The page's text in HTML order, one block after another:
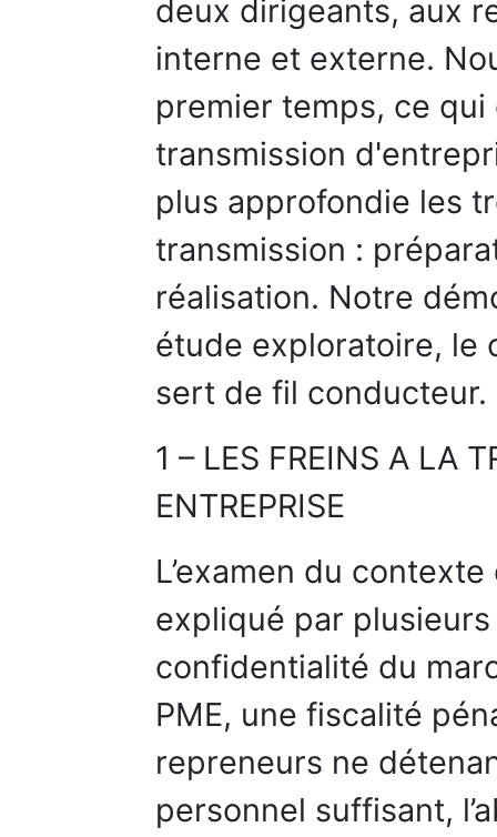
deux dirigeants, aux
interne et externe.
premier temps, ce
transmission
plus approfondie les
transmission :
réalisation. Notre
étude exploratoire, le
sert de fil conducteur.
1 – LES FREINS A LA
ENTREPRISE
L’examen du
expliqué par
confidentialité du
PME, une fiscalité
repreneurs ne
personnel suffisant,